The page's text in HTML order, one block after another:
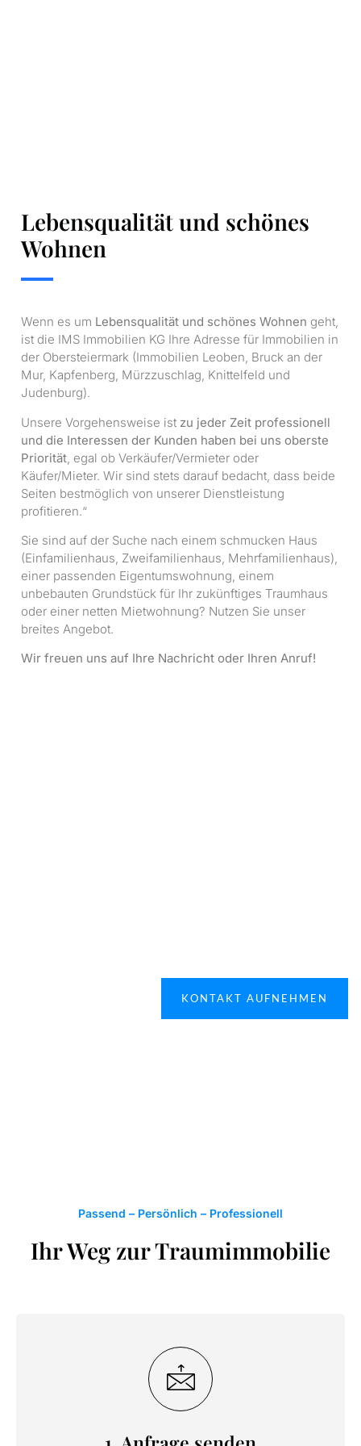
Lebensqualität und schönes
Wohnen
Wenn es um Lebensqualität und schönes Wohnen geht,
ist die IMS Immobilien KG Ihre Adresse für Immobilien in
der Obersteiermark (Immobilien Leoben, Bruck an der
Mur, Kapfenberg, Mürzzuschlag, Knittelfeld und
Judenburg).
Unsere Vorgehensweise ist zu jeder Zeit professionell
und die Interessen der Kunden haben bei uns oberste
Priorität , egal ob Verkäufer/Vermieter oder
Käufer/Mieter. Wir sind stets darauf bedacht, dass beide
Seiten bestmöglich von unserer Dienstleistung
profitieren.“
Sie sind auf der Suche nach einem schmucken Haus
(Einfamilienhaus, Zweifamilienhaus, Mehrfamilienhaus),
einer passenden Eigentumswohnung, einem
unbebauten Grundstück für Ihr zukünftiges Traumhaus
oder einer netten Mietwohnung? Nutzen Sie unser
breites Angebot.
Wir freuen uns auf Ihre Nachricht oder Ihren Anruf!
KONTAKT AUFNEHMEN
Passend – Persönlich – Professionell
Ihr Weg zur Traumimmobilie